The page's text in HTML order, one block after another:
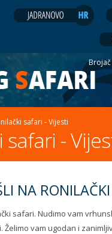
safari - Vijesti
safari -
NA
safari. Nudimo vam
Želimo vam ugodan i